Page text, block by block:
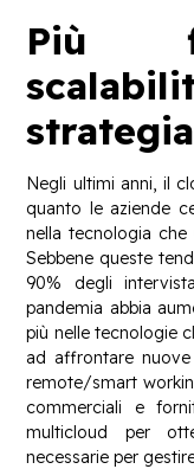
Più
Negli ultimi anni, il
quanto le aziende
nella tecnologia
Sebbene queste
90% degli
pandemia abbia
più nelle tecnologie
ad affrontare nuove
remote/smart
commerciali e
multicloud per
necessarie per